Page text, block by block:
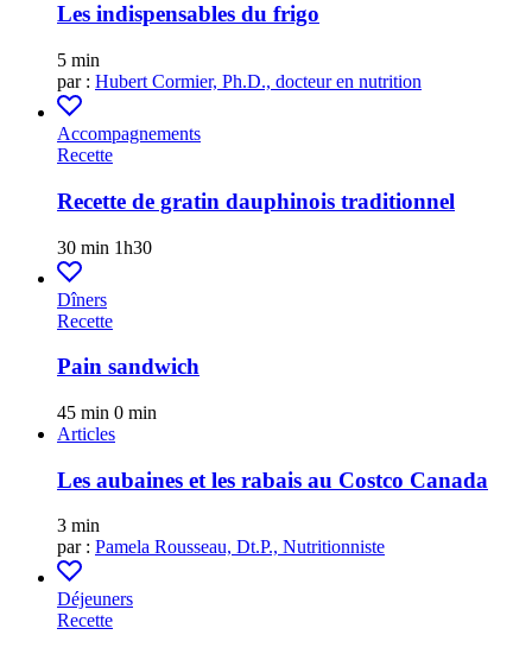
Les indispensables du frigo
5 min
par : Hubert Cormier, Ph.D., docteur en nutrition
Accompagnements
Recette
Recette de gratin dauphinois traditionnel
30 min 1h30
Dîners
Recette
Pain sandwich
45 min 0 min
Articles
Les aubaines et les rabais au Costco Canada
3 min
par : Pamela Rousseau, Dt.P., Nutritionniste
Déjeuners
Recette